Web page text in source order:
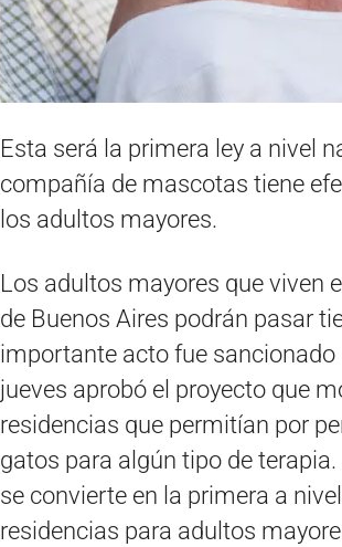
Esta será la primera ley a nivel
compañía de mascotas tiene
los adultos mayores.
Los adultos mayores que viven
de Buenos Aires podrán pasar
importante acto fue
jueves aprobó el proyecto que
residencias que permitían por
gatos para algún tipo de
se convierte en la primera a
residencias para adultos